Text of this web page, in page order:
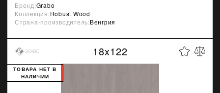
Бренд:Grabo
Коллекция:Robust Wood
Страна-производитель:Венгрия
18x122
ТОВАРА НЕТ В
НАЛИЧИИ